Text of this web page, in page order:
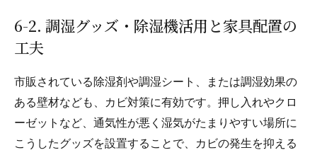
6-2. 調湿グッズ・除湿機活用と家具配置の
工夫
市販されている除湿剤や調湿シート、または調湿効果の
ある壁材なども、カビ対策に有効です。押し入れやクロ
ーゼットなど、通気性が悪く湿気がたまりやすい場所に
こうしたグッズを設置することで、カビの発生を抑える